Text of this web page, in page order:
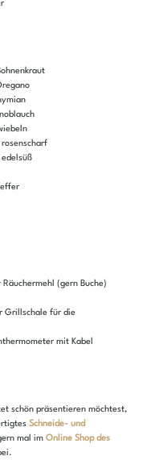
Räuchermehl (gern Buche)
Grillschale für die
mit Kabel
schön präsentieren möchtest,
Schneide- und
mal im Online Shop des